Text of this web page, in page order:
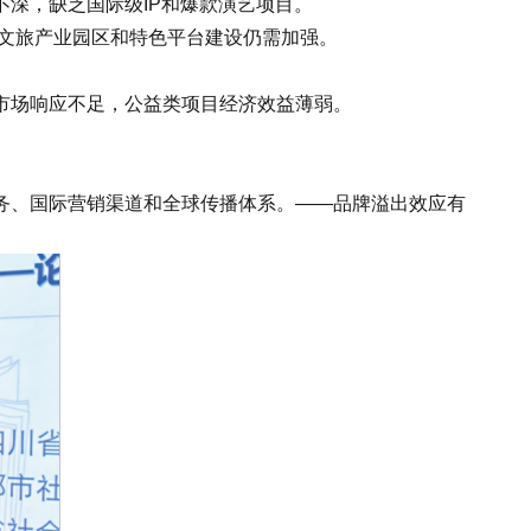
，缺乏国际级IP和爆款演艺项目。
产业园区和特色平台建设仍需加强。
响应不足，公益类项目经济效益薄弱。
国际营销渠道和全球传播体系。——品牌溢出效应有